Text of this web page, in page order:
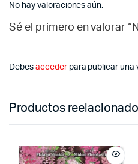
No hay valoraciones aún.
Sé el primero en valorar
Debes accederpara publicar una
Productos